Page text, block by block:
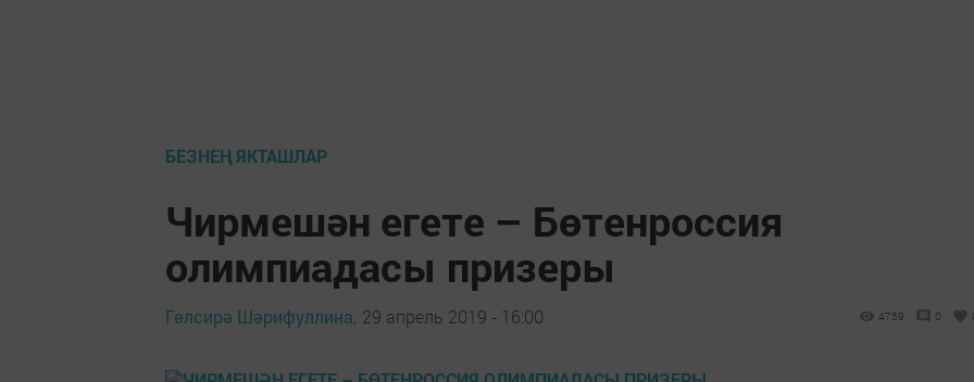
БЕЗНЕҢ ЯКТАШЛАР
Чирмешән егете – Бөтенроссия
олимпиадасы призеры
Гөлсирә Шәрифуллина, 29 апрель 2019 - 16:00 4759 0